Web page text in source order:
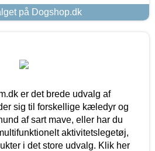
på Dogshop.dk
er det brede udvalg af
sig til forskellige kæledyr og
af sart mave, eller har du
aktivitetslegetøj,
i det store udvalg. Klik her